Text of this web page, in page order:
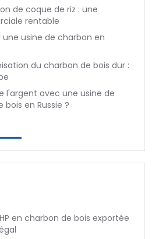
de coque de riz : une
rentable
usine de charbon en
du charbon de bois dur :
l'argent avec une usine de
en Russie ?
en charbon de bois exportée